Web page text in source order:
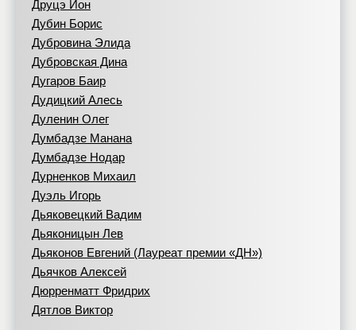
Друцэ Ион
Дубин Борис
Дубровина Элида
Дубровская Дина
Дугаров Баир
Дудицкий Алесь
Дуленин Олег
Думбадзе Манана
Думбадзе Нодар
Дурненков Михаил
Дуэль Игорь
Дьяковецкий Вадим
Дьяконицын Лев
Дьяконов Евгений (Лауреат премии «ДН»)
Дьячков Алексей
Дюрренматт Фридрих
Дятлов Виктор